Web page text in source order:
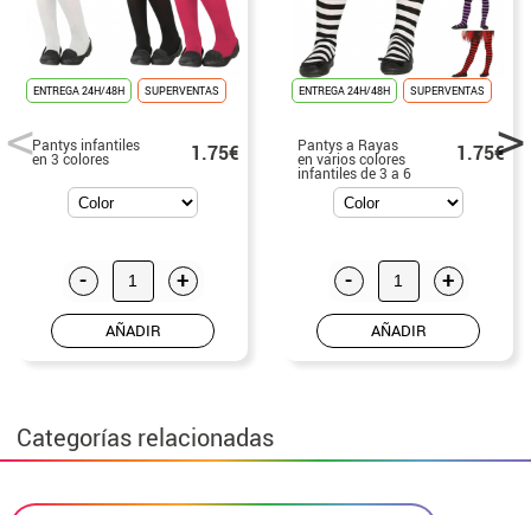
ENTREGA 24H/48H SUPERVENTAS
Pantys infantiles
en 3 colores 1.75€
- +
AÑADIR
ENTREGA 24H/48H SUPERVENTAS
Pantys a Rayas
en varios colores
infantiles de 3 a 6
1.75€
- +
AÑADIR
Categorías relacionadas